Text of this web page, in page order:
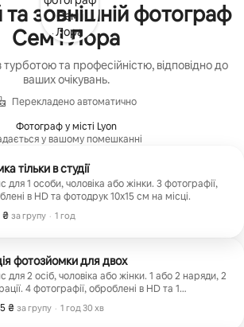
та зовнішній фотограф
Сем і Лора
та професійністю, відповідно до
ваших очікувань.
Перекладено автоматично
Фотограф у місті Lyon
у вашому помешканні
тільки в студії
для 1 особи, чоловіка або жінки. 3 фотографії,
в HD та фотодрук 10х15 см на місці.
₴ за групу
за групу · 1 год
фотозйомки для двох
для 2 осіб, чоловіка або жінки. 1 або 2 наряди, 2
4 фотографії, оброблені в HD та 1
15х20 см на місці.
₴ за групу
₴ за групу · 1 год 30 хв